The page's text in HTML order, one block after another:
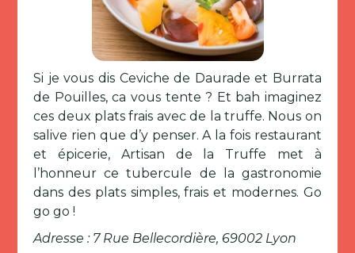
Si je vous dis Ceviche de Daurade et Burrata
de Pouilles, ca vous tente ? Et bah imaginez
ces deux plats frais avec de la truffe. Nous on
salive rien que d’y penser. A la fois restaurant
et épicerie, Artisan de la Truffe met à
l’honneur ce tubercule de la gastronomie
dans des plats simples, frais et modernes. Go
go go !
Adresse : 7 Rue Bellecordière, 69002 Lyon